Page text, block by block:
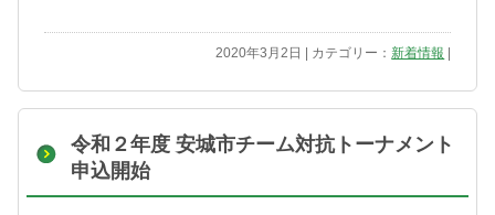
2020年3月2日 | カテゴリー：新着情報
令和２年度 安城市チーム対抗トーナメント
申込開始